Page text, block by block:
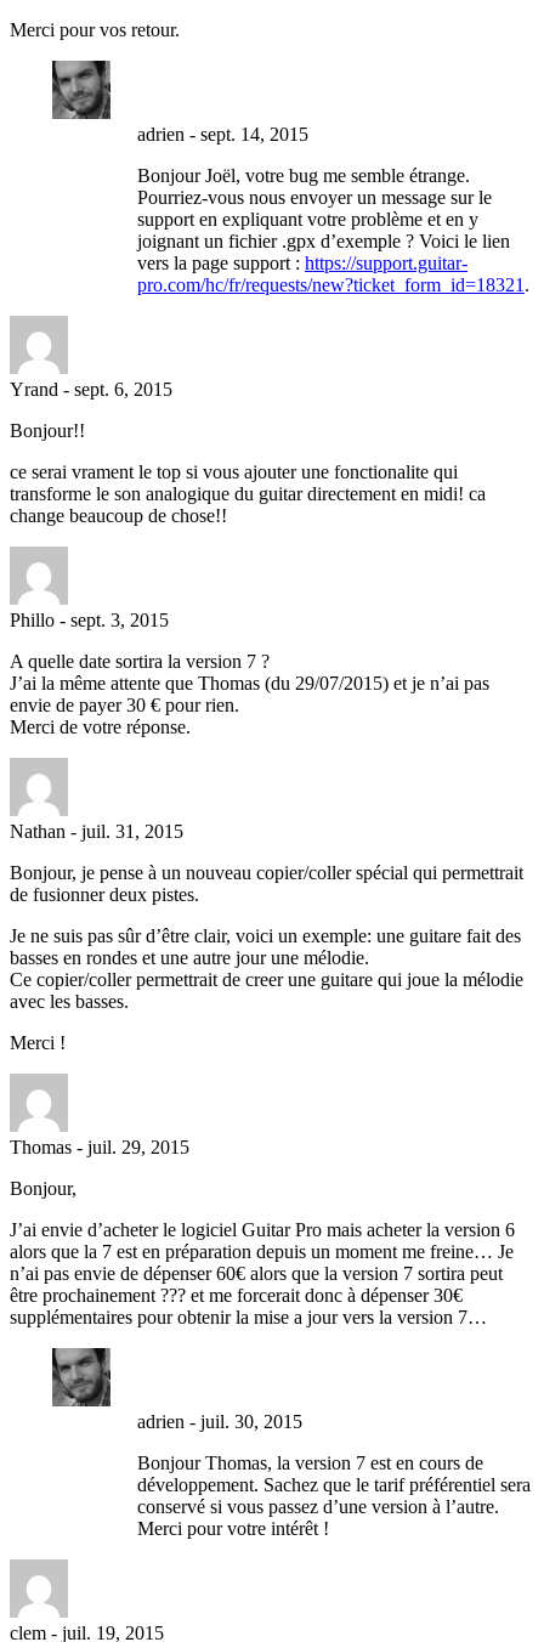
Merci pour vos retour.
adrien - sept. 14, 2015
Bonjour Joël, votre bug me semble étrange.
Pourriez-vous nous envoyer un message sur le
support en expliquant votre problème et en y
joignant un fichier .gpx d’exemple ? Voici le lien
vers la page support : https://support.guitar-
pro.com/hc/fr/requests/new?ticket_form_id=18321 .
Yrand - sept. 6, 2015
Bonjour!!
ce serai vrament le top si vous ajouter une fonctionalite qui
transforme le son analogique du guitar directement en midi! ca
change beaucoup de chose!!
Phillo - sept. 3, 2015
A quelle date sortira la version 7 ?
J’ai la même attente que Thomas (du 29/07/2015) et je n’ai pas
envie de payer 30 € pour rien.
Merci de votre réponse.
Nathan - juil. 31, 2015
Bonjour, je pense à un nouveau copier/coller spécial qui permettrait
de fusionner deux pistes.
Je ne suis pas sûr d’être clair, voici un exemple: une guitare fait des
basses en rondes et une autre jour une mélodie.
Ce copier/coller permettrait de creer une guitare qui joue la mélodie
avec les basses.
Merci !
Thomas - juil. 29, 2015
Bonjour,
J’ai envie d’acheter le logiciel Guitar Pro mais acheter la version 6
alors que la 7 est en préparation depuis un moment me freine… Je
n’ai pas envie de dépenser 60€ alors que la version 7 sortira peut
être prochainement ??? et me forcerait donc à dépenser 30€
supplémentaires pour obtenir la mise a jour vers la version 7…
adrien - juil. 30, 2015
Bonjour Thomas, la version 7 est en cours de
développement. Sachez que le tarif préférentiel sera
conservé si vous passez d’une version à l’autre.
Merci pour votre intérêt !
clem - juil. 19, 2015